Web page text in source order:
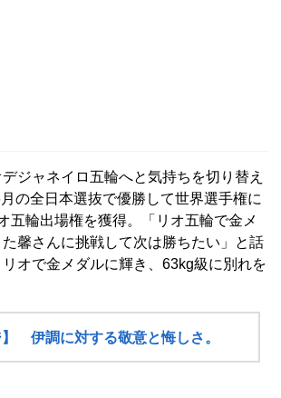
ジャネイロ五輪へと気持ちを切り替え
の全日本選抜で優勝して世界選手権に
五輪出場権を獲得。「リオ五輪で金メ
馨さんに挑戦して次は勝ちたい」と話
オで金メダルに輝き、63kg級に別れを
】 伊調に対する敬意と悔しさ。